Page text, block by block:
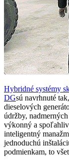
Hybridné systémy
DGsú navrhnuté
dieselových
údržby,
výkonný a
inteligentný
jednoduchú
podmienkam, to